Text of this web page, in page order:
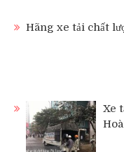
Hãng xe tải chất
Xe